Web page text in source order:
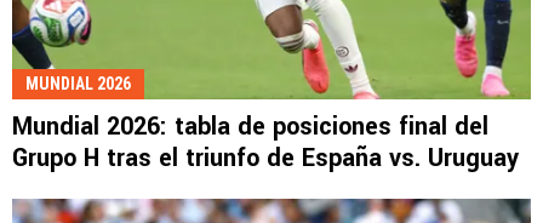
MUNDIAL 2026
Mundial 2026: tabla de posiciones final del
Grupo H tras el triunfo de España vs. Uruguay